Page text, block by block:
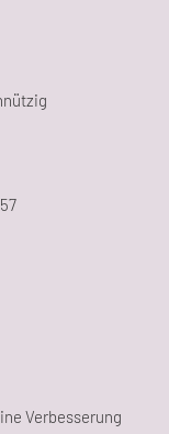
Verbesserung